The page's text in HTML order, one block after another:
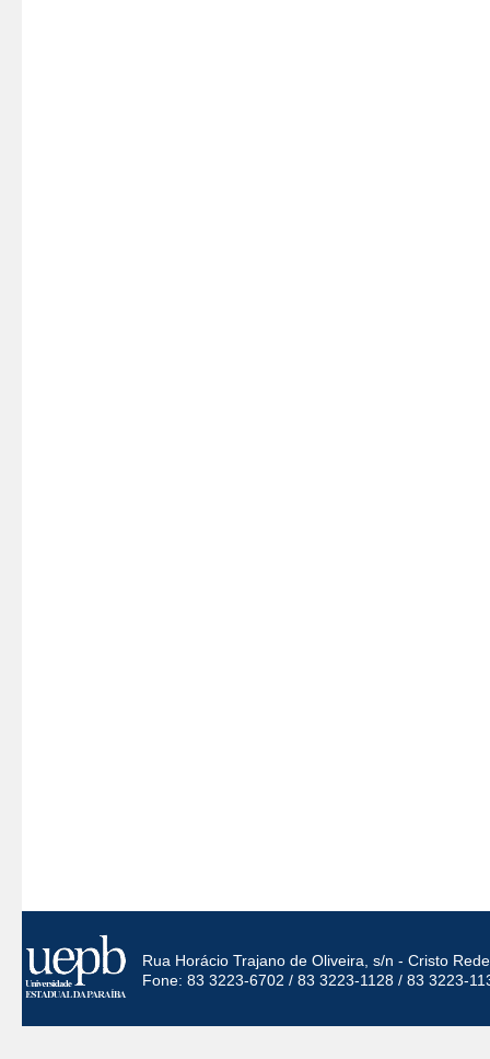
Rua Horácio Trajano de Oliveira, s/n - Cristo
Fone: 83 3223-6702 / 83 3223-1128 / 83 3223-